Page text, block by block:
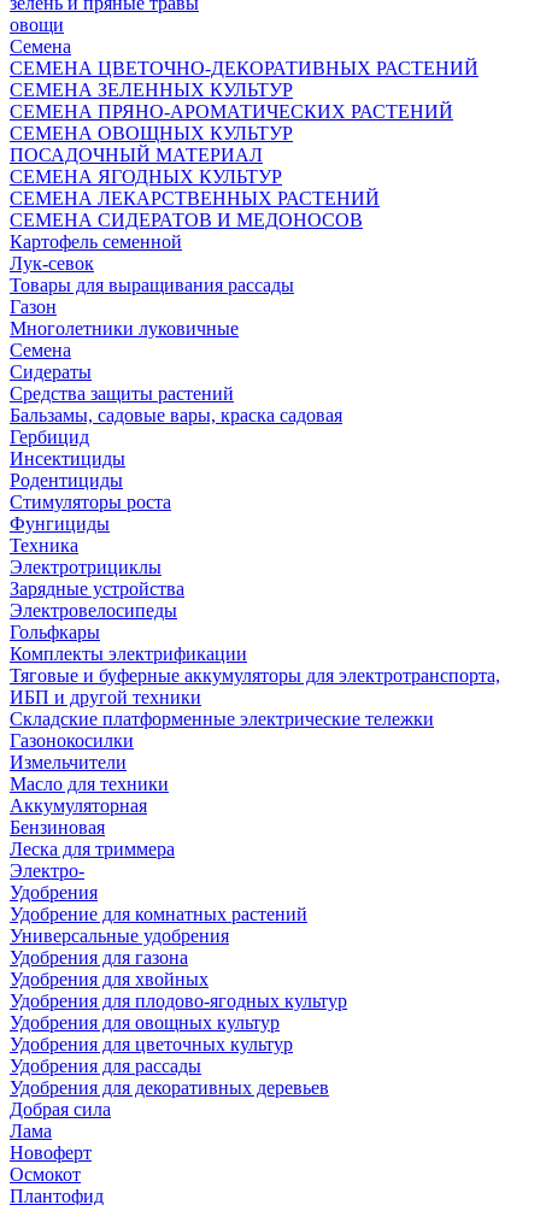
овощи
Семена
СЕМЕНА ЦВЕТОЧНО-ДЕКОРАТИВНЫХ РАСТЕНИЙ
СЕМЕНА ЗЕЛЕННЫХ КУЛЬТУР
СЕМЕНА ПРЯНО-АРОМАТИЧЕСКИХ РАСТЕНИЙ
СЕМЕНА ОВОЩНЫХ КУЛЬТУР
ПОСАДОЧНЫЙ МАТЕРИАЛ
СЕМЕНА ЯГОДНЫХ КУЛЬТУР
СЕМЕНА ЛЕКАРСТВЕННЫХ РАСТЕНИЙ
СЕМЕНА СИДЕРАТОВ И МЕДОНОСОВ
Картофель семенной
Лук-севок
Товары для выращивания рассады
Газон
Многолетники луковичные
Семена
Сидераты
Средства защиты растений
Бальзамы, садовые вары, краска садовая
Гербицид
Инсектициды
Родентициды
Стимуляторы роста
Фунгициды
Техника
Электротрициклы
Зарядные устройства
Электровелосипеды
Гольфкары
Комплекты электрификации
Тяговые и буферные аккумуляторы для электротранспорта,
ИБП и другой техники
Складские платформенные электрические тележки
Газонокосилки
Измельчители
Масло для техники
Аккумуляторная
Бензиновая
Леска для триммера
Электро-
Удобрения
Удобрение для комнатных растений
Универсальные удобрения
Удобрения для газона
Удобрения для хвойных
Удобрения для плодово-ягодных культур
Удобрения для овощных культур
Удобрения для цветочных культур
Удобрения для рассады
Удобрения для декоративных деревьев
Добрая сила
Лама
Новоферт
Осмокот
Плантофид